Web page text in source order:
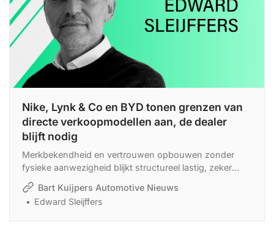
Nike, Lynk & Co en BYD tonen grenzen van
directe verkoopmodellen aan, de dealer
blijft nodig
Merkbekendheid en vertrouwen opbouwen zonder
fysieke aanwezigheid blijkt structureel lastig, zeker
voor nieuwe merken. Bovendien hebben automerken
op het hoofdkantoor zelden de voldoende
verkoopervaring.
Bart Kuijpers Automotive Nieuws
Edward Sleijffers